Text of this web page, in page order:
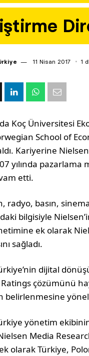
11 Nisan 2017 1
Koç Üniversitesi
School of
Kariyerine
yılında pazarlama
etti.
radyo, basın,
bilgisiyle
ek olarak
sağladı.
dijital
Ratings çözümünü
yönetim
Media
olarak Türkiye,